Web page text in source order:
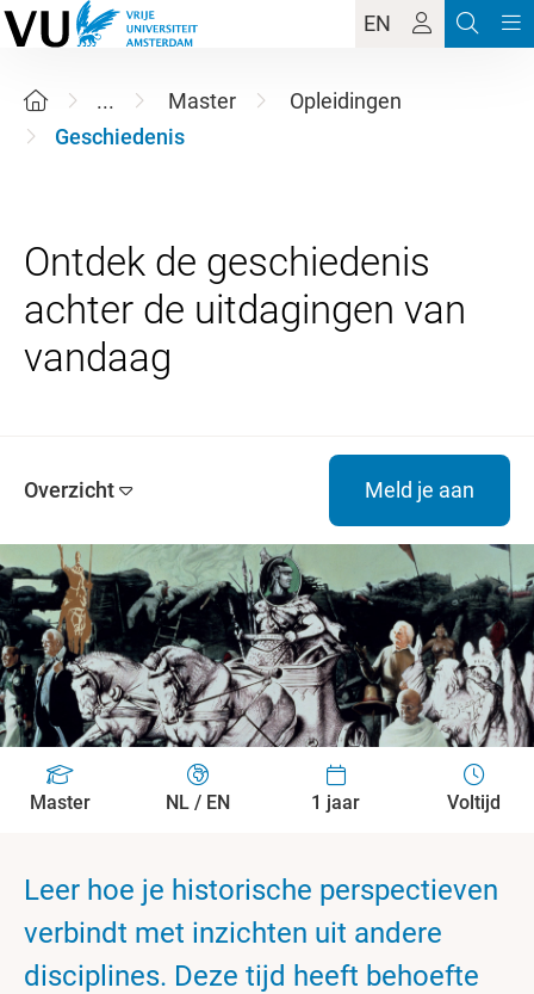
EN
... Master
Opleidingen
Geschiedenis
Ontdek de geschiedenis
achter de uitdagingen van
Overzicht Meld je aan
Master NL / EN 1 jaar Voltijd
Leer hoe je historische perspectieven
verbindt met inzichten uit andere
disciplines. Deze tijd heeft behoefte